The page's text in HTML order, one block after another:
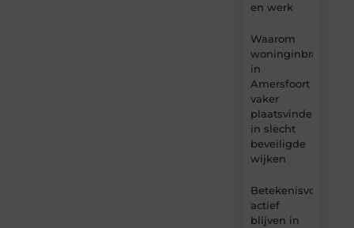
en werk
Waarom
woninginbraken
in
Amersfoort
vaker
plaatsvinden
in slecht
beveiligde
wijken
Betekenisvol
actief
blijven in